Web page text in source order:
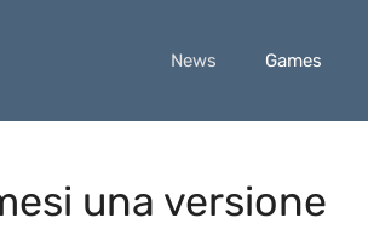
News Games
una versione